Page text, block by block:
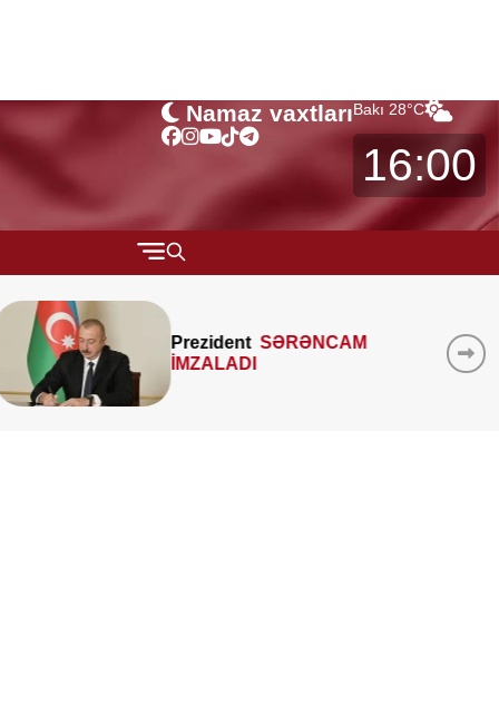
Namaz vaxtlarıBakı 28°C
16:00
MÜSAHİBƏ
MARAQLI
MTK-ların mənzil sahəsini
çöldən-çölə ölçməsi
qanunidirmi? –